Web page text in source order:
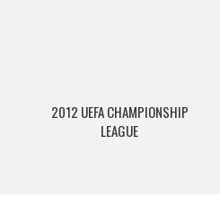
2012 UEFA CHAMPIONSHIP
LEAGUE